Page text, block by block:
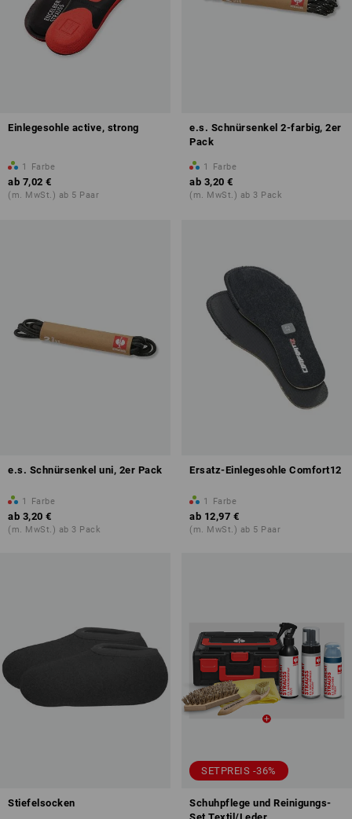
Einlegesohle active, strong
1 Farbe
ab 7,02 €
(m. MwSt.) ab 5 Paar
e.s. Schnürsenkel 2-farbig, 2er
Pack
1 Farbe
ab 3,20 €
(m. MwSt.) ab 3 Pack
e.s. Schnürsenkel uni, 2er Pack
1 Farbe
ab 3,20 €
(m. MwSt.) ab 3 Pack
Ersatz-Einlegesohle Comfort12
1 Farbe
ab 12,97 €
(m. MwSt.) ab 5 Paar
Stiefelsocken
SETPREIS -36%
Schuhpflege und Reinigungs-